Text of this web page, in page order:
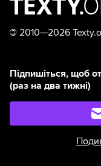
© 2010—2026
Підпишіться, щоб
(раз на два тижні)